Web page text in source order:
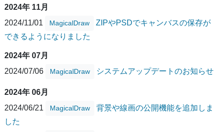
2024年 11月
2024/11/01
MagicalDraw
ZIPやPSDでキャンバスの保存が
できるようになりました
2024年 07月
2024/07/06
MagicalDraw システムアップデートのお知らせ
2024年 06月
2024/06/21
MagicalDraw
背景や線画の公開機能を追加しま
した